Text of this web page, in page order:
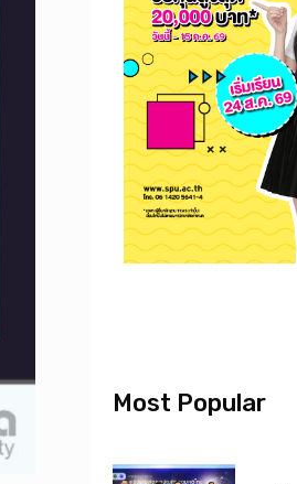
Most Popular